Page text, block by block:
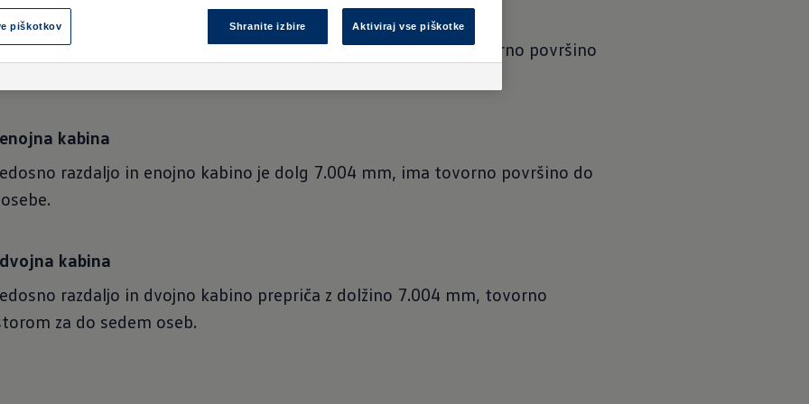
dvojna kabina
razdaljo in dvojno kabino je dolg 6.204 mm in ima tovorno površino
kabina
razdaljo in enojno kabino je dolg 7.004 mm, ima tovorno površino do
kabina
razdaljo in dvojno kabino prepriča z dolžino 7.004 mm, tovorno
za do sedem oseb.
piškotkov Shranite izbire Aktiviraj vse piškotke